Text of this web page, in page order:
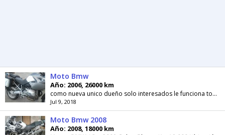
Moto Bmw
Año: 2006, 26000 km
como nueva unico dueño solo interesados le funciona todo
Jul 9, 2018
Moto Bmw 2008
Año: 2008, 18000 km